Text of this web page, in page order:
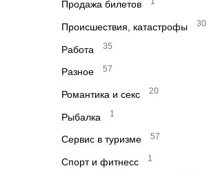
Продажа билетов
Происшествия, катастрофы 30
Работа 35
Разное 57
Романтика и секс 20
Рыбалка 1
Сервис в туризме 57
Спорт и фитнесс 1